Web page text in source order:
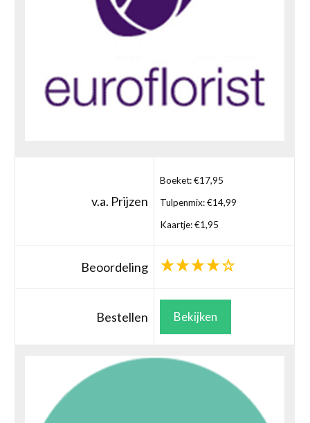
v.a. Prijzen
Boeket: €17,95
Tulpenmix: €14,99
Kaartje: €1,95
Beoordeling
Bestellen Bekijken